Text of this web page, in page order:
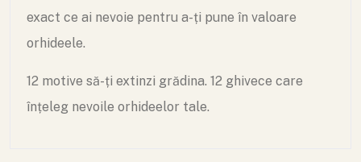
exact ce ai nevoie pentru a-ți pune în valoare
orhideele.
12 motive să-ți extinzi grădina. 12 ghivece care
înțeleg nevoile orhideelor tale.